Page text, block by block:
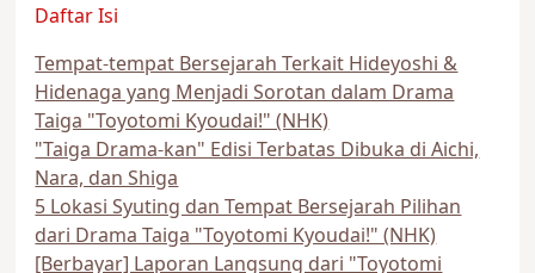
Daftar Isi
Tempat-tempat Bersejarah Terkait Hideyoshi &
Hidenaga yang Menjadi Sorotan dalam Drama
Taiga "Toyotomi Kyoudai!" (NHK)
"Taiga Drama-kan" Edisi Terbatas Dibuka di Aichi,
Nara, dan Shiga
5 Lokasi Syuting dan Tempat Bersejarah Pilihan
dari Drama Taiga "Toyotomi Kyoudai!" (NHK)
[Berbayar] Laporan Langsung dari "Toyotomi